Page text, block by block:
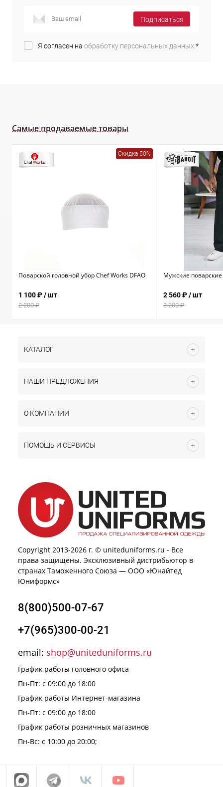
Подписаться
Я согласен на обработку персональных данных.*
Самые продаваемые товары
Скидка 50%
Поварской головной убор Chef Works DFAO
1 100 ₽/ шт
2 200 ₽
Мужские
2 560 ₽/ шт
3 200 ₽
КАТАЛОГ
НАШИ ПРЕДЛОЖЕНИЯ
О КОМПАНИИ
ПОМОЩЬ И СЕРВИСЫ
Copyright 2013-2026 г. © uniteduniforms.ru - Все
права защищены. Эксклюзивный дистрибьютор в
странах Таможенного Союза — ООО «Юнайтед
Юниформс»
8(800)500-07-67
+7(965)300-00-21
email: shop@uniteduniforms.ru
График работы головного офиса
Пн-Пт: с 09:00 до 18:00
График работы Интернет-магазина
Пн-Пт: с 09:00 до 18:00
График работы розничных магазинов
Пн-Вс: с 10:00 до 20:00;